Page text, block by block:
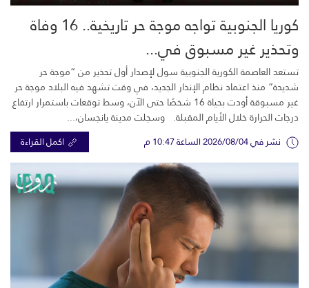
كوريا الجنوبية تواجه موجة حر تاريخية.. 16 وفاة
وتحذير غير مسبوق في...
تستعد العاصمة الكورية الجنوبية سول لإصدار أول تحذير من “موجة حر
شديدة” منذ اعتماد نظام الإنذار الجديد، في وقت تشهد فيه البلاد موجة حر
غير مسبوقة أودت بحياة 16 شخصًا حتى الآن، وسط توقعات باستمرار ارتفاع
درجات الحرارة خلال الأيام المقبلة. وسجلت مدينة يانجسان،...
نشر في 2026/08/04 الساعة 10:47 م اكمل القراءة